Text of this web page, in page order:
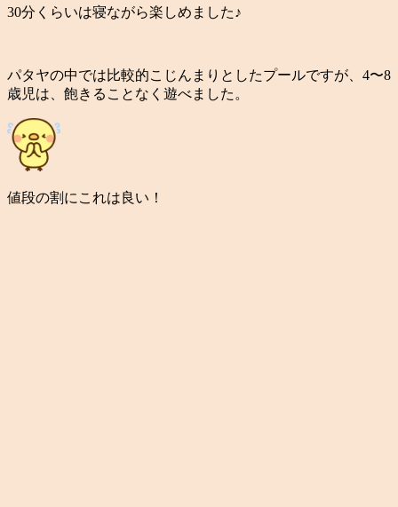
30分くらいは寝ながら楽しめました♪
パタヤの中では比較的こじんまりとしたプールですが、4〜8
歳児は、飽きることなく遊べました。
値段の割にこれは良い！